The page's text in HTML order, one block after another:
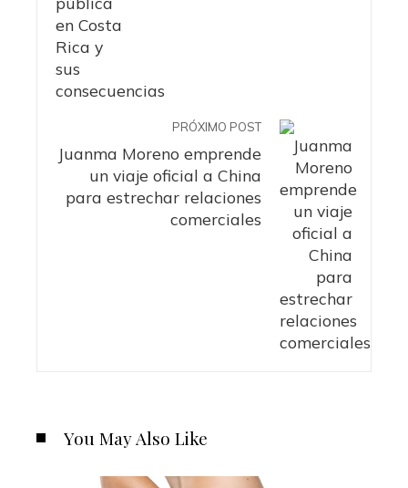
PRÓXIMO POST
Juanma Moreno emprende
un viaje oficial a China
para estrechar relaciones
comerciales
You May Also Like